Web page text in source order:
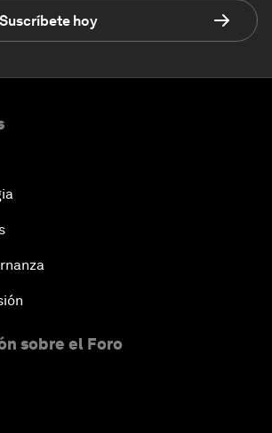
Suscríbete hoy
sobre el Foro